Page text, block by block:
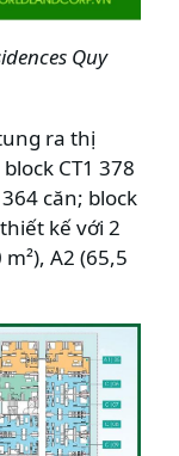
Quy
ra thị
CT1 378
căn; block
kế với 2
A2 (65,5